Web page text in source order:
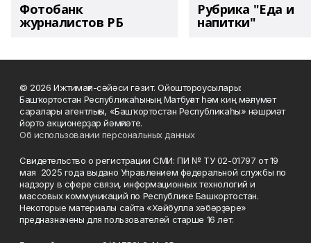
Фотобанк
журналистов РБ
Рубрика "Еда и
напитки"
© 2026 Ижтимағи-сәйәси гәзит. Ойоштороусылары:
Башҡортостан Республикаһының Матбуғат һәм киң мәғлүмәт
саралары агентлығы, «Башҡортостан Республикаһы» нәшриәт
йорто акционерҙар йәмғиәте.
Об использовании персональных данных
Свидетельство о регистрации СМИ: ПИ № ТУ 02-01797 от 19
мая 2025 года выдано Управлением федеральной службы по
надзору в сфере связи, информационных технологий и
массовых коммуникаций по Республике Башкортостан.
Некоторые материалы сайта «Хәйбулла хәбәрҙәре»
предназначены для пользователей старше 16 лет.